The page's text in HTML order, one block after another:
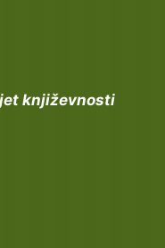
književnosti